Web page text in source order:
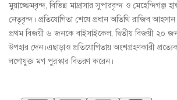
মুয়াজ্জেমবৃন্দ, বিভিন্ন মাদ্রাসার সুপারবৃন্দ ও মেহেন্দিগঞ্জ
নেতৃবৃন্দ। প্রতিযোগিতা শেষে প্রধান অতিথি রাজিব
প্রথম বিজয়ী ৬ জনকে বাইসাইকেল, দ্বিতীয় বিজয়ী ২০
উপহার দেন।এছাড়াও প্রতিযোগিতায় অংশগ্রহণকারী
লগোযুক্ত মগ পুরস্কার বিতরণ করেন।